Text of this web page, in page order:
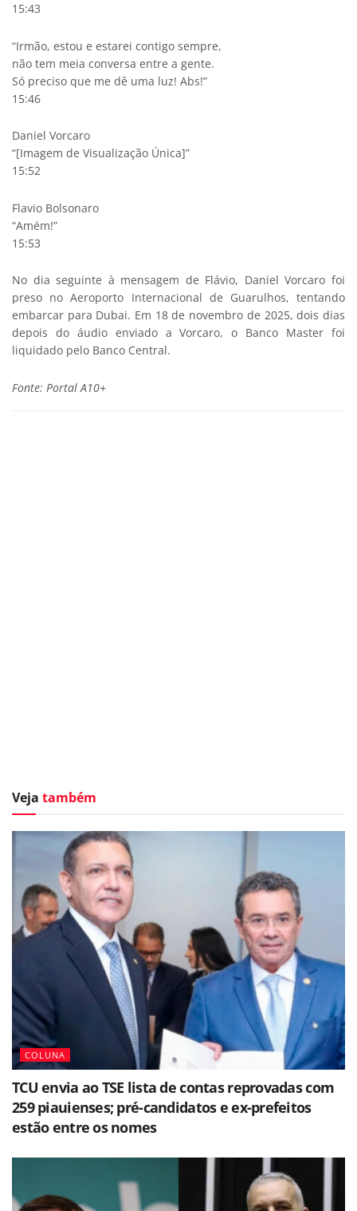
15:43
“Irmão, estou e estarei contigo sempre,
não tem meia conversa entre a gente.
Só preciso que me dê uma luz! Abs!”
15:46
Daniel Vorcaro
“[Imagem de Visualização Única]”
15:52
Flavio Bolsonaro
“Amém!”
15:53
No dia seguinte à mensagem de Flávio, Daniel Vorcaro foi
preso no Aeroporto Internacional de Guarulhos, tentando
embarcar para Dubai. Em 18 de novembro de 2025, dois dias
depois do áudio enviado a Vorcaro, o Banco Master foi
liquidado pelo Banco Central.
Fonte: Portal A10+
Veja também
COLUNA
TCU envia ao TSE lista de contas reprovadas com
259 piauienses; pré-candidatos e ex-prefeitos
estão entre os nomes